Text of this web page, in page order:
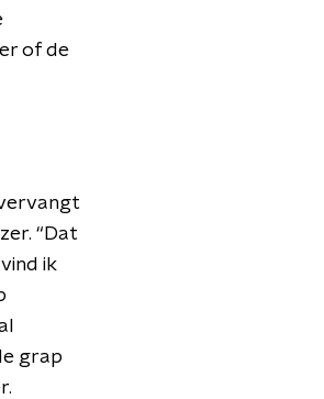
of de
“Dat
ik
grap